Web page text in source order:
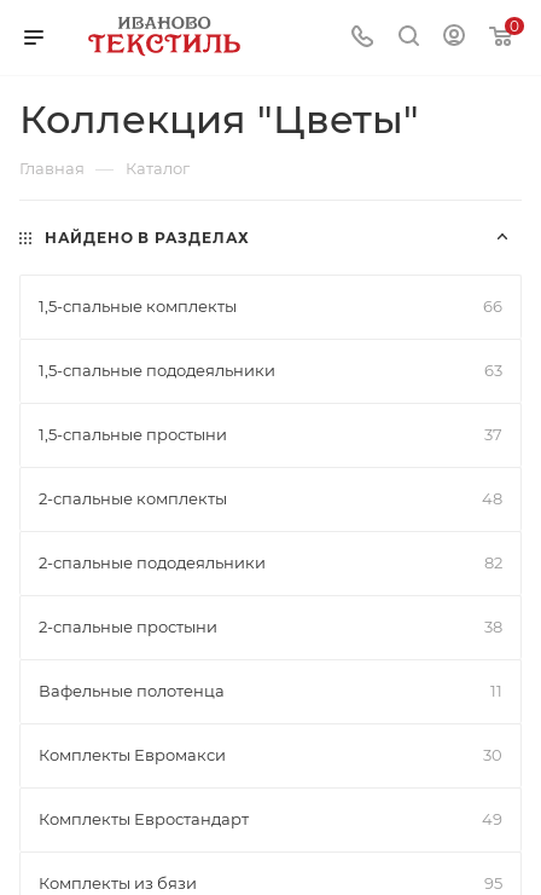
0
Коллекция "Цветы"
Главная — Каталог
НАЙДЕНО В РАЗДЕЛАХ
1,5-спальные комплекты 66
1,5-спальные пододеяльники 63
1,5-спальные простыни 37
2-спальные комплекты 48
2-спальные пододеяльники 82
2-спальные простыни 38
Вафельные полотенца 11
Комплекты Евромакси 30
Комплекты Евростандарт 49
Комплекты из бязи 95